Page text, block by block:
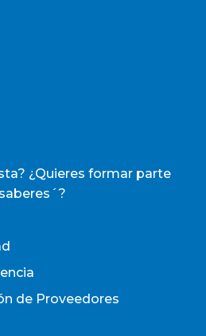
¿Quieres formar parte
de Proveedores